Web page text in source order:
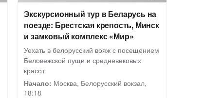
Экскурсионный тур в Беларусь на
поезде: Брестская крепость, Минск
и замковый комплекс «Мир»
Уехать в белорусский вояж с посещением
Беловежской пущи и средневековых
красот
Начало: Москва, Белорусский вокзал,
18:18